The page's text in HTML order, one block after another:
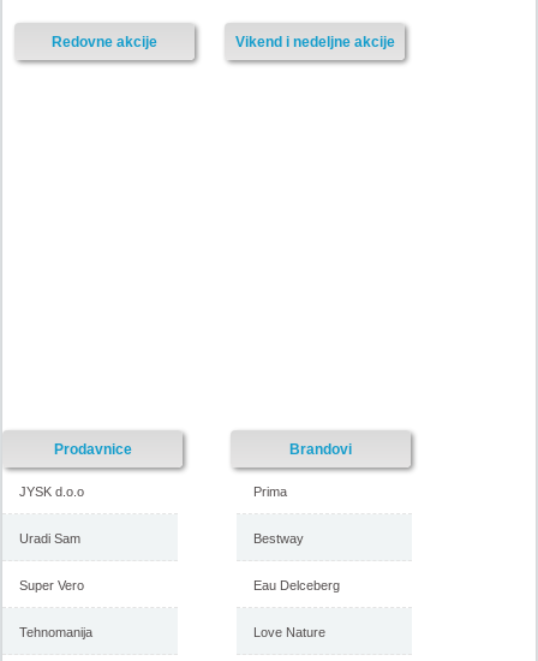
Vikend i nedeljne akcije
Redovne akcije
Prodavnice
JYSK d.o.o
Uradi Sam
Super Vero
Tehnomanija
Brandovi
Prima
Bestway
Eau Delceberg
Love Nature